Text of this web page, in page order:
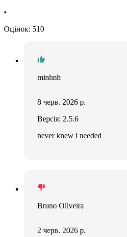
•
Оцінок: 510
minhnh
8 черв. 2026 р.
Версія: 2.5.6
never knew i needed
Bruno Oliveira
2 черв. 2026 р.